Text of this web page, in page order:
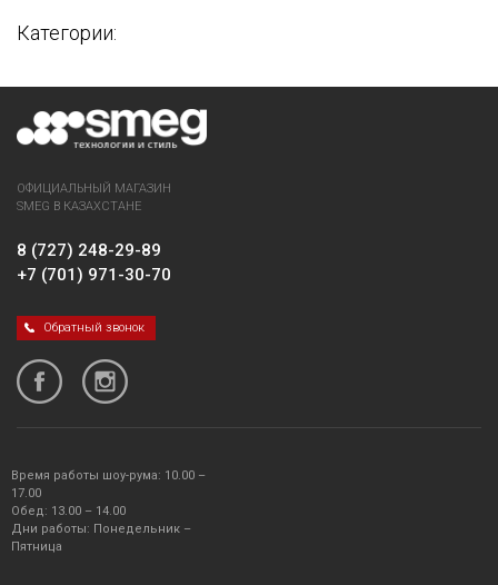
Категории:
ОФИЦИАЛЬНЫЙ МАГАЗИН
SMEG В КАЗАХСТАНЕ
8 (727) 248-29-89
+7 (701) 971-30-70
Обратный звонок
Время работы шоу-рума: 10.00 –
17.00
Обед: 13.00 – 14.00
Дни работы: Понедельник –
Пятница